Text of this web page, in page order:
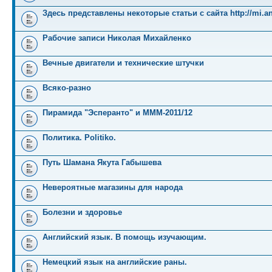
Здесь представлены некоторые статьи с сайта http://
Рабочие записи Николая Михайленко
Вечные двигатели и технические штучки
Всяко-разно
Пирамида "Эсперанто" и MMM-2011/12
Политика. Politiko.
Путь Шамана Якута Габышева
Невероятные магазины для народа
Болезни и здоровье
Английский язык. В помощь изучающим.
Немецкий язык на английские раны.